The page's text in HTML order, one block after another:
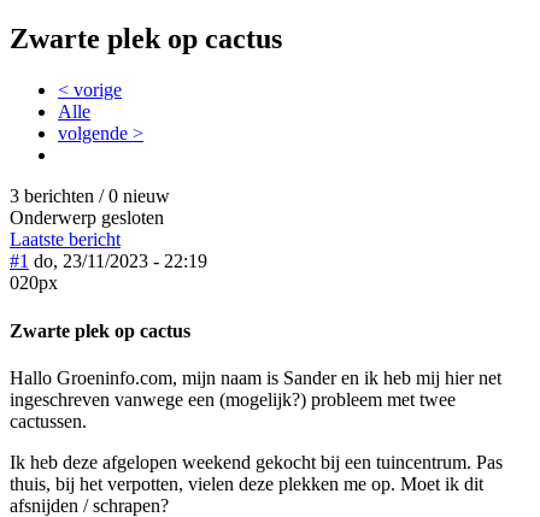
Zwarte plek op cactus
< vorige
Alle
volgende >
3 berichten / 0 nieuw
Onderwerp gesloten
Laatste bericht
#1 do, 23/11/2023 - 22:19
020px
Zwarte plek op cactus
Hallo Groeninfo.com, mijn naam is Sander en ik heb mij hier net
ingeschreven vanwege een (mogelijk?) probleem met twee
cactussen.
Ik heb deze afgelopen weekend gekocht bij een tuincentrum. Pas
thuis, bij het verpotten, vielen deze plekken me op. Moet ik dit
afsnijden / schrapen?